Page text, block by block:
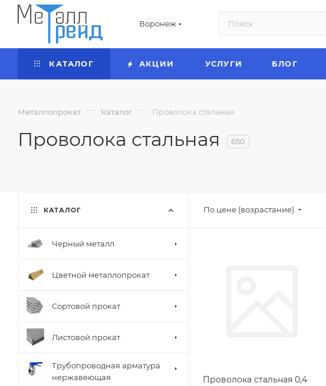
Воронеж
КАТАЛОГ АКЦИИ УСЛУГИ БЛОГ
Металлопрокат — Каталог — Проволока стальная
Проволока стальная 650
По цене (возрастание)
Проволока стальная 0,4
КАТАЛОГ
Черный металл
Цветной металлопрокат
Сортовой прокат
Листовой прокат
Трубопроводная арматура
нержавеющая